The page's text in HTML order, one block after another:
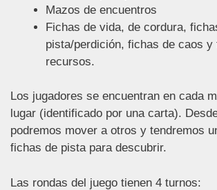
Mazos de encuentros
Fichas de vida, de cordura,
pista/perdición, fichas de caos y
recursos.
Los jugadores se encuentran en cada
lugar (identificado por una carta).
podremos mover a otros y tendremos
fichas de pista para descubrir.
Las rondas del juego tienen 4 turnos: